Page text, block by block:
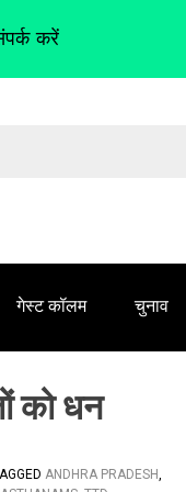
गेस्ट कॉलम चुनाव
को धन
ANDHRA PRADESH,
करें